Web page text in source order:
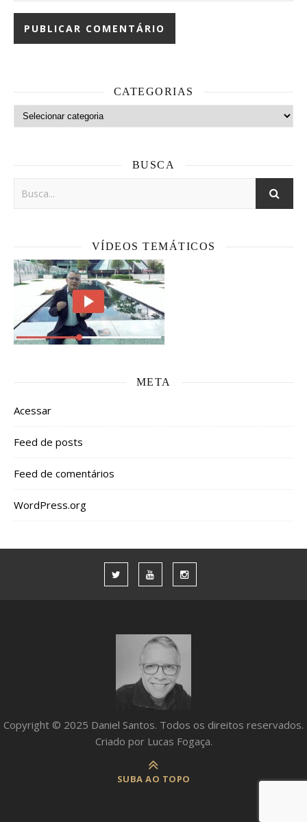
CATEGORIAS
Categorias
BUSCA
VÍDEOS TEMÁTICOS
META
Acessar
Feed de posts
Feed de comentários
WordPress.org
Copyright © 2025 Daniel Santos. Todos os direitos reservados.
Criado por Lucas Fogaça.
SUBA AO TOPO